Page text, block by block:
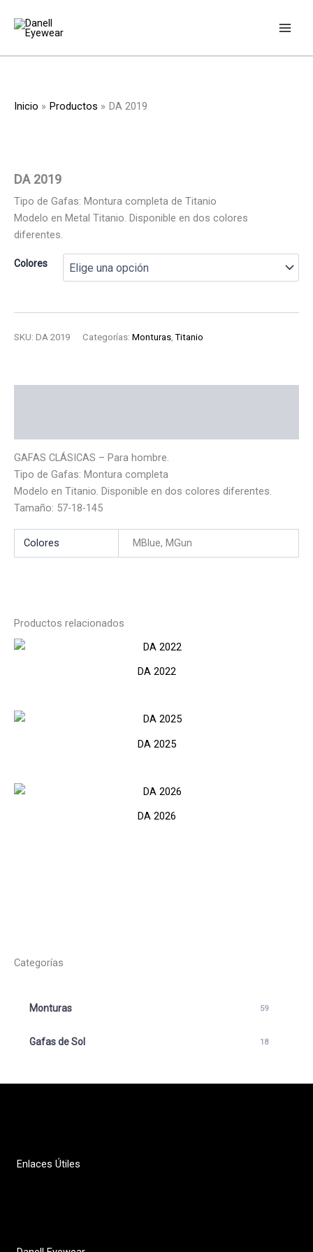
contenido
Inicio Productos DA 2019
DA 2019
Tipo de Gafas: Montura completa de Titanio
Modelo en Metal Titanio. Disponible en dos colores
diferentes.
Colores
SKU: DA 2019 Categorías: Monturas,Titanio
GAFAS CLÁSICAS – Para hombre.
Tipo de Gafas: Montura completa
Modelo en Titanio. Disponible en dos colores diferentes.
Tamaño: 57-18-145
Colores MBlue, MGun
Productos relacionados
DA 2022
DA 2025
DA 2026
Categorías
Monturas 59
Gafas de Sol 18
Enlaces Útiles